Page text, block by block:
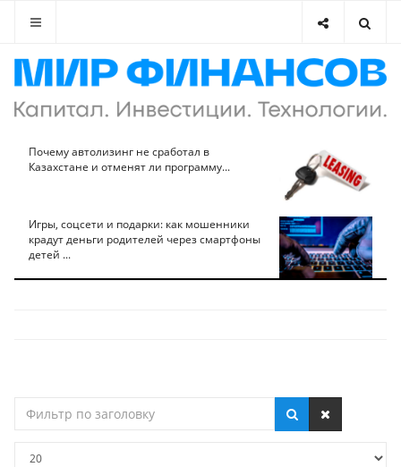
Почему автолизинг не сработал в
Казахстане и отменят ли программу...
Игры, соцсети и подарки: как мошенники
крадут деньги родителей через смартфоны
детей ...
по